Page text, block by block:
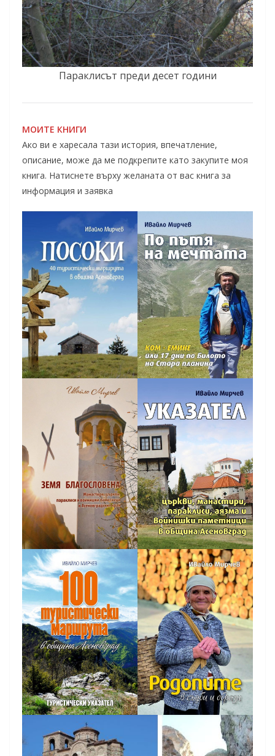
Параклисът преди десет години
МОИТЕ КНИГИ
Ако ви е харесала тази история, впечатление,
описание, може да ме подкрепите като закупите моя
книга. Натиснете върху желаната от вас книга за
информация и заявка